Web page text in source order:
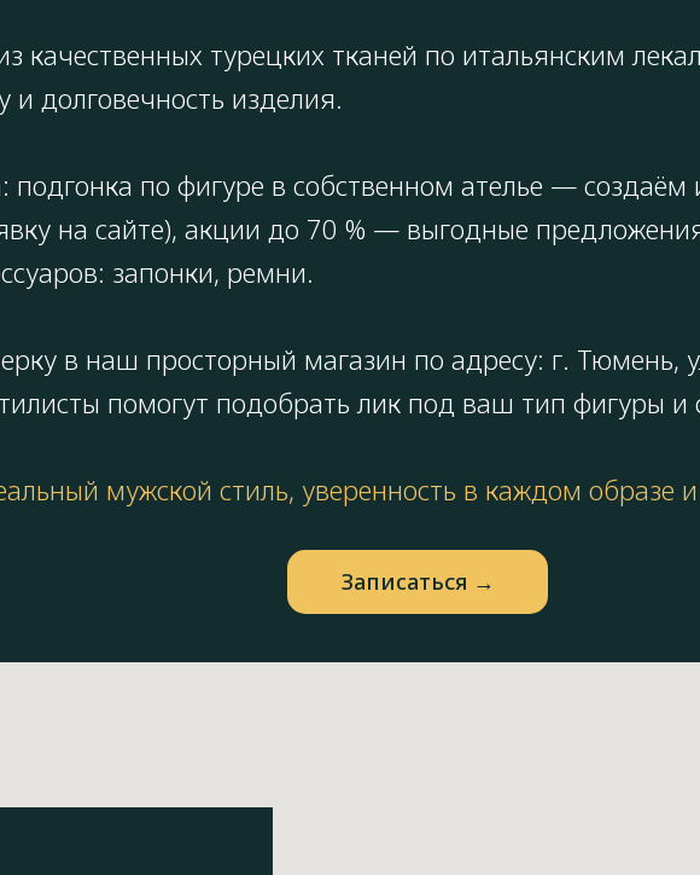
качественных турецких тканей по итальянским
и долговечность изделия.
по фигуре в собственном ателье — создаём
на сайте), акции до 70 % — выгодные
запонки, ремни.
в наш просторный магазин по адресу: г. Тюмень,
помогут подобрать лик под ваш тип фигуры и
мужской стиль, уверенность в каждом
Запиcаться →